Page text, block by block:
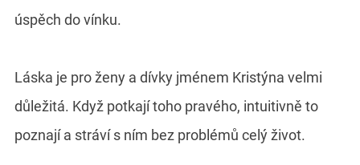
úspěch do vínku.
Láska je pro ženy a dívky jménem Kristýna velmi
důležitá. Když potkají toho pravého, intuitivně to
poznají a stráví s ním bez problémů celý život.